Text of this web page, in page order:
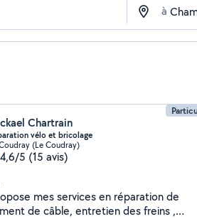
à
Chartrain
vélo et bricolage
(Le Coudray)
4,6/5 (15 avis)
mes services en réparation de
de câble, entretien des freins ,